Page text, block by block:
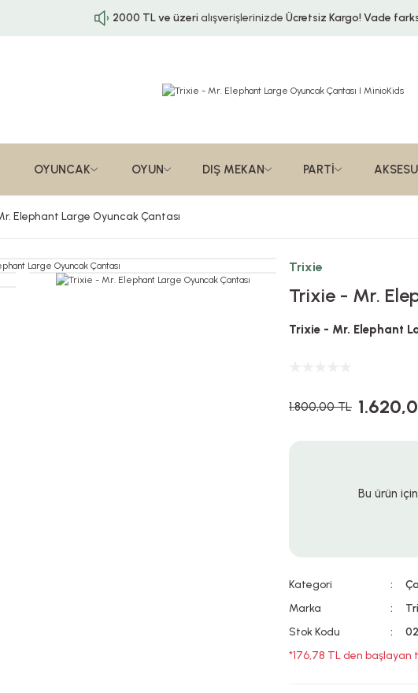
2000 TL ve üzerialışverişlerinizde Ücretsiz Kargo!Vade
OYUNCAK OYUN DIŞ MEKAN PARTİ
Elephant Large Oyuncak Çantası
Trixie
Trixie - Mr.
Trixie - Mr. Elephant
1.800,00 TL
Bu ürün
Kategori
Marka
Stok Kodu
*176,78 TL den başlayan